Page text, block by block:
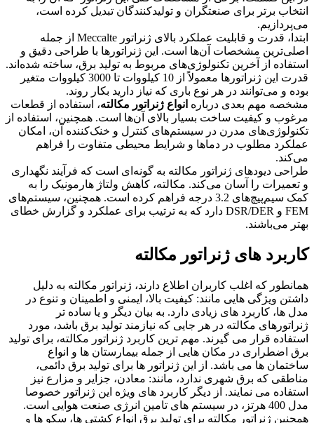
انتخاب برتر برای صنعتگران و تولیدکنندگان تبدیل کرده است،
می‌پردازیم.
ابتدا، قدرت و قابلیت عملکرد بالای ژنراتور Meccalte از جمله
اصلی‌ترین مشخصات آن‌ها است. این ژنراتورها با طراحی دقیق و
استفاده از آخرین تکنولوژی‌های مربوط به تولید برق، ساخته شده‌اند.
قدرت این ژنراتورها معمولاً از 10 کیلووات تا 3000 کیلووات متغیر
بوده و می‌توانند در هر نوع باری که نیاز دارید بکار روند.
مشخصه مهم بعدی درباره انواع ژنراتور مکالته، استفاده از قطعات
مرغوب و کیفیت ساخت بسیار بالای آن‌ها است. همچنین، استفاده از
تکنولوژی‌های مدرن در سیستم‌های کنترل و خنک‌کننده آن، امکان
عملکرد مطلوب در دماها و شرایط محیطی متفاوت را فراهم
می‌کند.
طراحی دیودهای ژنراتور مکالته به گونه‌ای است که فرآیند نگهداری
و تعمیرات را آسان می‌کند. مکالته، کاهش ولتاژ هارمونیک را به
کمک سیم‌پیچ‌های 3.2 درجه فراهم کرده است. همچنین، سیستم‌های
FEM و DSR/DER دارد که به ترتیب برای عملکرد و گزارش خطای
بهتر می‌باشند.
کاربرد های ژنراتور مکالته
همانطور که اغلب کاربران اطلاع دارند، ژنراتور مکالته به دلیل
داشتن ویژگی هایی مانند: کیفیت بالا، ایمنی و اطمینان و تنوع در
مدل ها، کاربرد های زیادی دارد. به بیان دیگر و یا ساده تر
ژنراتورهای مکالته در هر جایی که نیازمند تولید برق باشد، مورد
استفاده قرار می گیرند. مهم ترین کاربرد ژنراتور مکالته، برای تولید
برق اضطراری در مکان هایی از جمله بیمارستان ها و انواع
ساختمان ها می باشد. از این ژنراتور ها برای تولید برق دائمی،
مناطقی که برق شهری ندارد، مانند: معادن، جزایر و مزارع نیز
استفاده می نمایند. از دیگر کاربرد های ویژه این ژنراتور خصوصا
مدل 400 هرتز، در سیستم های تامین انرژی صنعت هوایی است.
همچنین ژنراتور مکالته برای تولید برق انواع کشتی ها، سکو ها و